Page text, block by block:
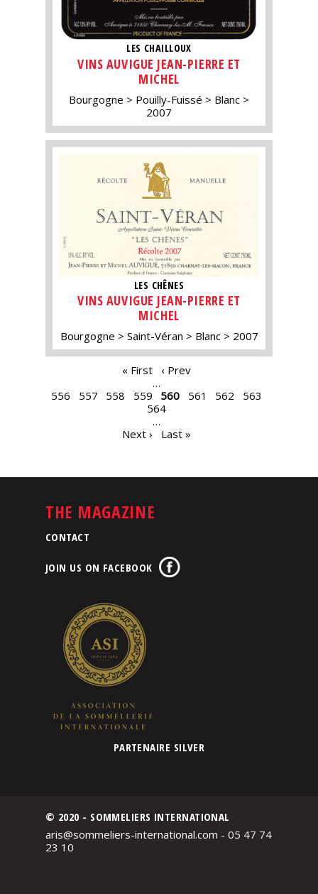
LES CHAILLOUX
VINS AUVIGUE JEAN-PIERRE ET
MICHEL
Bourgogne Pouilly-Fuissé
Blanc
2007
LES CHÊNES
VINS AUVIGUE JEAN-PIERRE ET
MICHEL
Bourgogne Saint-Véran Blanc 2007
« First
‹ Prev
…
556
557 558 559 560 561 562
563
564
…
Next ›
Last »
THE MAGAZINE
CONTACT
JOIN US ON FACEBOOK
PARTENAIRE SILVER
© 2020 - SOMMELIERS INTERNATIONAL
aris@sommeliers-international.com - 05 47 74
23 10